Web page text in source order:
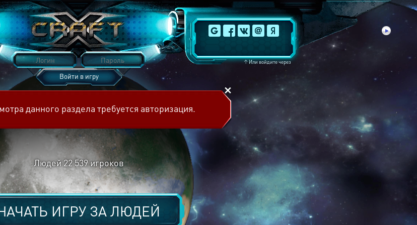
↑Или войдите через
Войти в игру
данного раздела требуется авторизация.
Людей 22 539игроков
ИГРУ ЗАЛЮДЕЙ